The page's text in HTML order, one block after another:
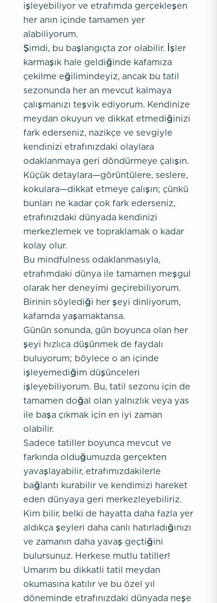
işleyebiliyor ve etrafımda gerçekleşen
her anın içinde tamamen yer
alabiliyorum.
Şimdi, bu başlangıçta zor olabilir. İşler
karmaşık hale geldiğinde kafamıza
çekilme eğilimindeyiz, ancak bu tatil
sezonunda her an mevcut kalmaya
çalışmanızı teşvik ediyorum. Kendinize
meydan okuyun ve dikkat etmediğinizi
fark ederseniz, nazikçe ve sevgiyle
kendinizi etrafınızdaki olaylara
odaklanmaya geri döndürmeye çalışın.
Küçük detaylara—görüntülere, seslere,
kokulara—dikkat etmeye çalışın; çünkü
bunları ne kadar çok fark ederseniz,
etrafınızdaki dünyada kendinizi
merkezlemek ve topraklamak o kadar
kolay olur.
Bu mindfulness odaklanmasıyla,
etrafımdaki dünya ile tamamen meşgul
olarak her deneyimi geçirebiliyorum.
Birinin söylediği her şeyi dinliyorum,
kafamda yaşamaktansa.
Günün sonunda, gün boyunca olan her
şeyi hızlıca düşünmek de faydalı
buluyorum; böylece o an içinde
işleyemediğim düşünceleri
işleyebiliyorum. Bu, tatil sezonu için de
tamamen doğal olan yalnızlık veya yas
ile başa çıkmak için en iyi zaman
olabilir.
Sadece tatiller boyunca mevcut ve
farkında olduğumuzda gerçekten
yavaşlayabilir, etrafımızdakilerle
bağlantı kurabilir ve kendimizi hareket
eden dünyaya geri merkezleyebiliriz.
Kim bilir, belki de hayatta daha fazla yer
aldıkça şeyleri daha canlı hatırladığınızı
ve zamanın daha yavaş geçtiğini
bulursunuz. Herkese mutlu tatiller!
Umarım bu dikkatli tatil meydan
okumasına katılır ve bu özel yıl
döneminde etrafınızdaki dünyada neşe